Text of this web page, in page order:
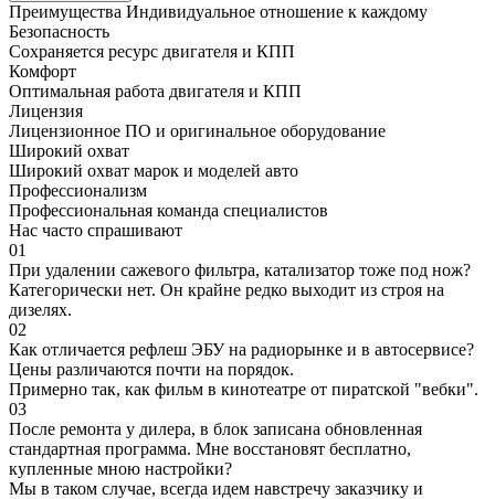
Преимущества Индивидуальное отношение к каждому
Безопасность
Сохраняется ресурс двигателя и КПП
Комфорт
Оптимальная работа двигателя и КПП
Лицензия
Лицензионное ПО и оригинальное оборудование
Широкий охват
Широкий охват марок и моделей авто
Профессионализм
Профессиональная команда специалистов
Нас часто спрашивают
01
При удалении сажевого фильтра, катализатор тоже под нож?
Категорически нет. Он крайне редко выходит из строя на
дизелях.
02
Как отличается рефлеш ЭБУ на радиорынке и в автосервисе?
Цены различаются почти на порядок.
Примерно так, как фильм в кинотеатре от пиратской "вебки".
03
После ремонта у дилера, в блок записана обновленная
стандартная программа. Мне восстановят бесплатно,
купленные мною настройки?
Мы в таком случае, всегда идем навстречу заказчику и